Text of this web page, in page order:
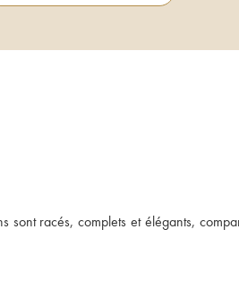
sont racés, complets et élégants,